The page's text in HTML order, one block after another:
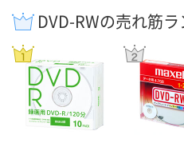
DVD-RWの売れ筋